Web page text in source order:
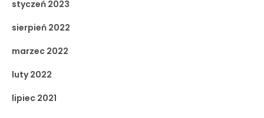
styczeń 2023
sierpień 2022
marzec 2022
luty 2022
lipiec 2021